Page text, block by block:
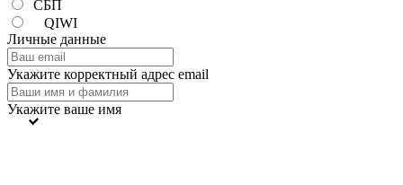
СБП
QIWI
Личные данные
Укажите корректный адрес email
Укажите ваше имя